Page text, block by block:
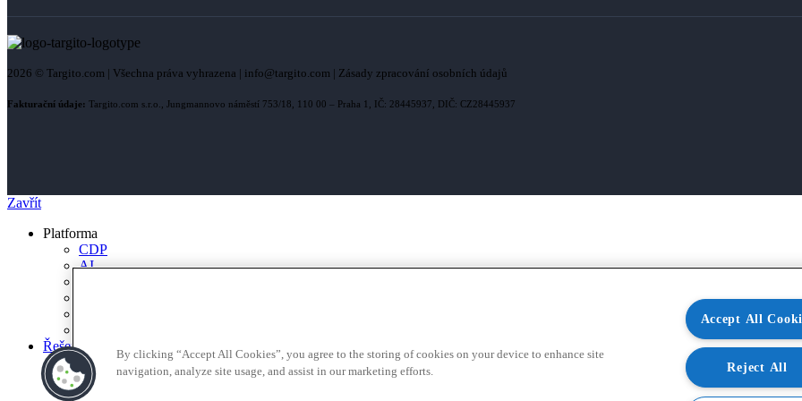
2026 © Targito.com | Všechna práva vyhrazena | info@targito.com | Zásady zpracování osobních údajů
Fakturační údaje: Targito.com s.r.o., Jungmannovo náměstí 753/18, 110 00 – Praha 1, IČ: 28445937, DIČ: CZ28445937
Zavřít
Platforma
CDP
AI
Řešení pro
E-commerce
B2B
Agentury a partneři
By clicking “Accept All Cookies”, you agree to the storing of cookies on your device to enhance site
navigation, analyze site usage, and assist in our marketing efforts.
Accept All
Reject All